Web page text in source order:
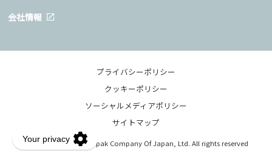
会社情報
プライバシーポリシー
クッキーポリシー
ソーシャルメディアポリシー
サイトマップ
Copyright © 2020 Sanipak Company Of Japan, Ltd. All rights reserved